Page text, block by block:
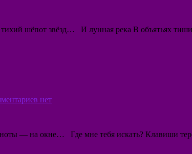
шёпот звёзд… И лунная река В объятьях
нет
— на окне… Где мне тебя искать? Клавиши